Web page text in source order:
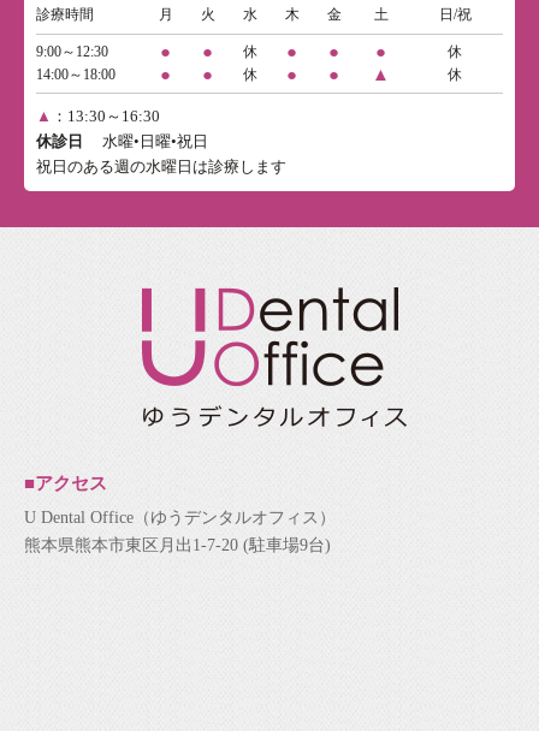
診療時間 月 火 水 木 金 土 日/祝
9:00～12:30 ● ● 休 ● ● ●
休
14:00～18:00
● ● 休 ● ● ▲ 休
▲ ：13:30～16:30
休診日
水曜•日曜•祝日
祝日のある週の水曜日は診療します
■アクセス
U Dental Office（ゆうデンタルオフィス）
熊本県熊本市東区月出1-7-20 (駐車場9台)